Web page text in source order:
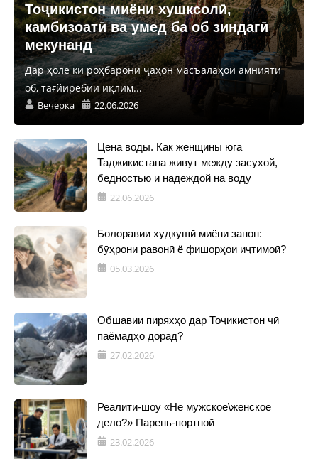
Тоҷикистон миёни хушксолӣ,
камбизоатӣ ва умед ба об зиндагӣ
мекунанд
Дар ҳоле ки роҳбарони ҷаҳон масъалаҳои амнияти
об, тағйирёбии иқлим...
Вечерка 22.06.2026
Цена воды. Как женщины юга
Таджикистана живут между засухой,
бедностью и надеждой на воду
22.06.2026
Болоравии худкушӣ миёни занон:
бӯҳрони равонӣ ё фишорҳои иҷтимоӣ?
05.03.2026
Обшавии пиряхҳо дар Тоҷикистон чӣ
паёмадҳо дорад?
27.02.2026
Реалити-шоу «Не мужское\женское
дело?» Парень-портной
23.02.2026